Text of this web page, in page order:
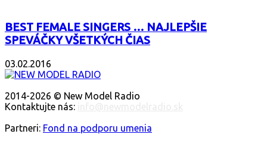
BEST FEMALE SINGERS … NAJLEPŠIE
SPEVÁČKY VŠETKÝCH ČIAS
03.02.2016
2014-2026 © New Model Radio
Kontaktujte nás:
Partneri: Fond na podporu umenia